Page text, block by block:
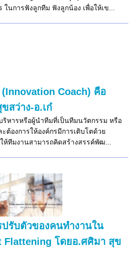
ในการฟังลูกทีม ฟังลูกน้อง เพื่อให้เข...
Coach) คือ
สว่าง-อ.เก๋
ริหารหรือผู้นำทีมที่เป็นทีมนวัตกรรม หรือ
ต้องการให้องค์กรมีการเติบโตด้วย
ห้ทีมงานสามารถคิดสร้างสรรค์พัฒ...
รับตัวของคนทำงานใน
Flattening โดยอ.ศศิมา สุข